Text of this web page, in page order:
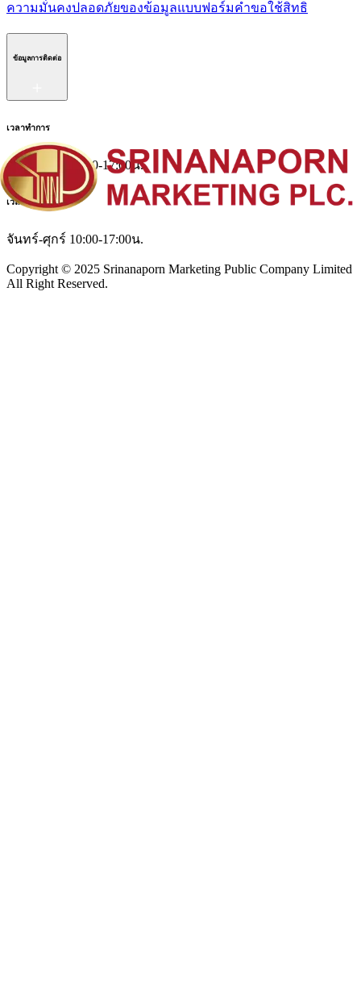
ความมั่นคงปลอดภัยของข้อมูลแบบฟอร์มคำขอใช้สิทธิ
ข้อมูลการติดต่อ
เวลาทำการ
จันทร์-ศุกร์ 10:00-17:00น.
เวลาทำการ
จันทร์-ศุกร์ 10:00-17:00น.
Copyright © 2025 Srinanaporn Marketing Public Company Limited
All Right Reserved.